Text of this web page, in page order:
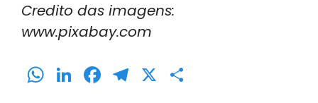
Credito das imagens:
www.pixabay.com
W Li F T X